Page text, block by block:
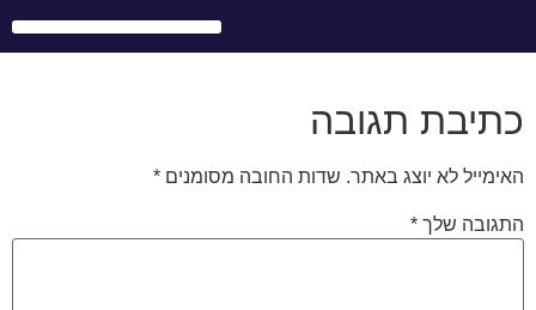
כתיבת תגובה
האימייל לא יוצג באתר. שדות החובה מסומנים *
התגובה שלך *